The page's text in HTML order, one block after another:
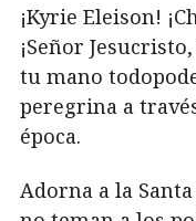
¡Kyrie Eleison!
¡Señor
tu mano
peregrina a
época.
Adorna a la